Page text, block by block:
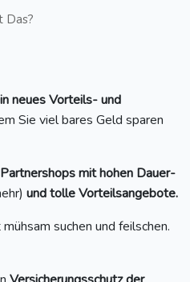
Das?
neues Vorteils- und
Sie viel bares Geld sparen
mit hohen Dauer-
und tolle Vorteilsangebote.
suchen und feilschen.